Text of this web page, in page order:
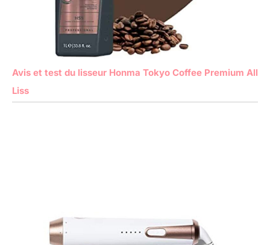
Avis et test du lisseur Honma Tokyo Coffee Premium All
Liss